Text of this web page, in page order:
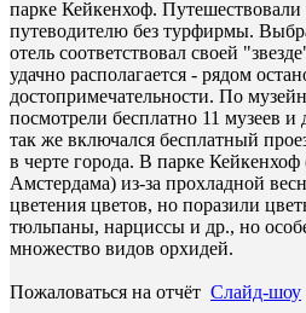
парке Кейкенхоф.
путеводителю без турфирмы.
отель соответствовал своей
удачно располагается - рядом
достопримечательности. По
посмотрели бесплатно 11 музеев и
так же включался бесплатный
в черте города. В парке Кейкенхоф
Амстердама) из-за прохладной
цветения цветов, но поразили
тюльпаны, нарциссы и др., но
множество видов орхидей.
Пожаловаться на отчёт Слайд-шоу